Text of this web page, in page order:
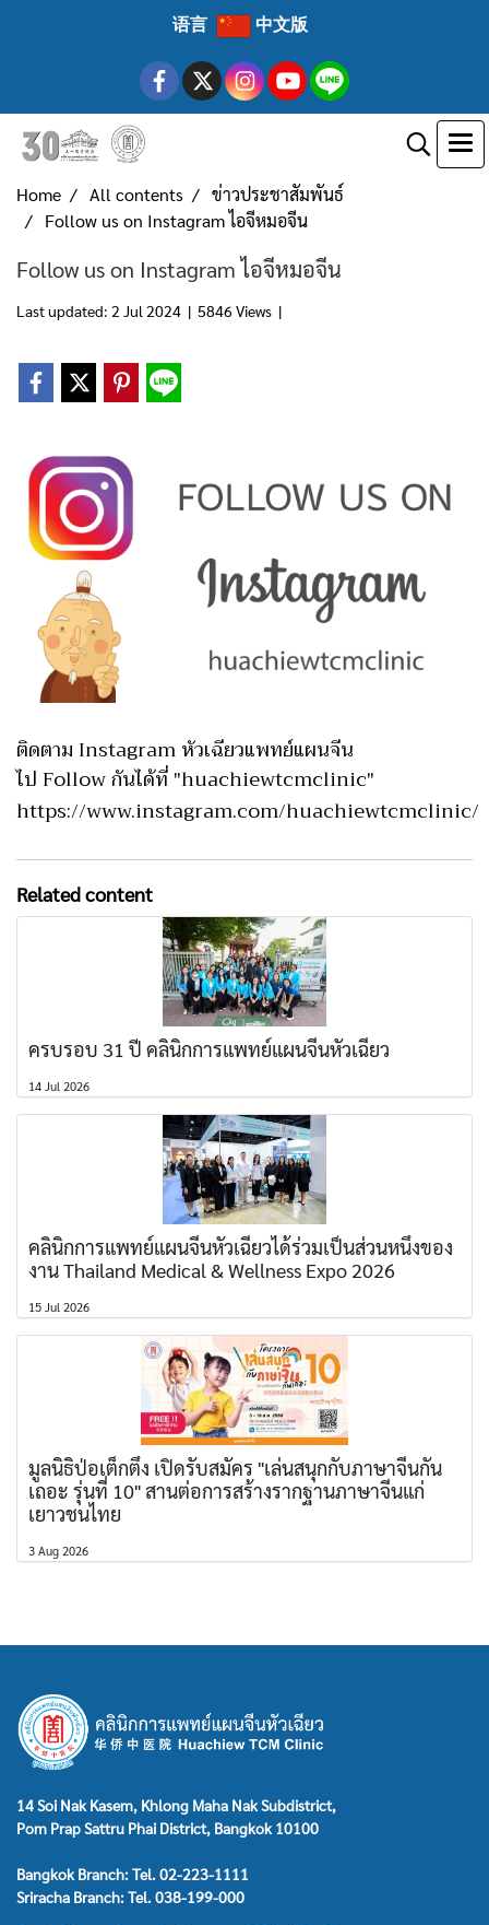
语言 中文版
Home All contents
ข่าวประชาสัมพันธ์
Follow us on Instagram ไอจีหมอจีน
Follow us on Instagram ไอจีหมอจีน
Last updated: 2 Jul 2024 | 5846 Views |
ติดตาม Instagram หัวเฉียวแพทย์แผนจีน
ไป Follow กันได้ที่ "huachiewtcmclinic"
https://www.instagram.com/huachiewtcmclinic/
Related content
ครบรอบ 31 ปี คลินิกการแพทย์แผนจีนหัวเฉียว
14 Jul 2026
คลินิกการแพทย์แผนจีนหัวเฉียวได้ร่วมเป็นส่วนหนึ่งของ
งาน Thailand Medical & Wellness Expo 2026
15 Jul 2026
มูลนิธิป่อเต็กตึ๊ง เปิดรับสมัคร "เล่นสนุกกับภาษาจีนกัน
เถอะ รุ่นที่ 10" สานต่อการสร้างรากฐานภาษาจีนแก่
เยาวชนไทย
3 Aug 2026
14 Soi Nak Kasem, Khlong Maha Nak Subdistrict,
Pom Prap Sattru Phai District, Bangkok 10100
Bangkok Branch: Tel. 02-223-1111
Sriracha Branch: Tel. 038-199-000